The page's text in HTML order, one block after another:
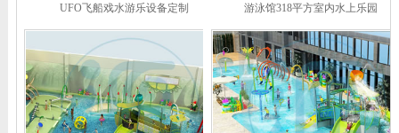
UFO飞船戏水游乐设备定制 游泳馆318平方室内水上乐园